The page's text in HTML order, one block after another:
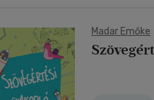
Madar Emőke